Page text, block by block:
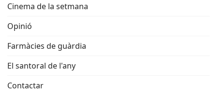
Cinema de la setmana
Opinió
Farmàcies de guàrdia
El santoral de l'any
Contactar